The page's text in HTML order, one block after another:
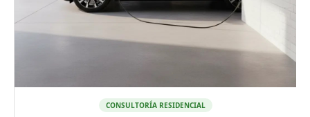
CONSULTORÍA RESIDENCIAL